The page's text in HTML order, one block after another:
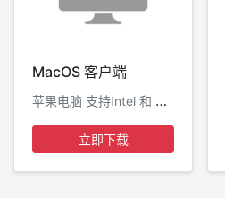
MacOS 客户端
苹果电脑 支持Intel 和 M系列芯片
立即下载